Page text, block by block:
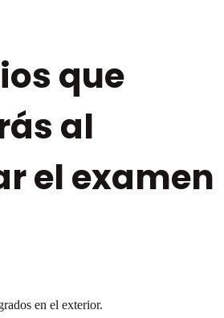
que
al
el examen
en el exterior.